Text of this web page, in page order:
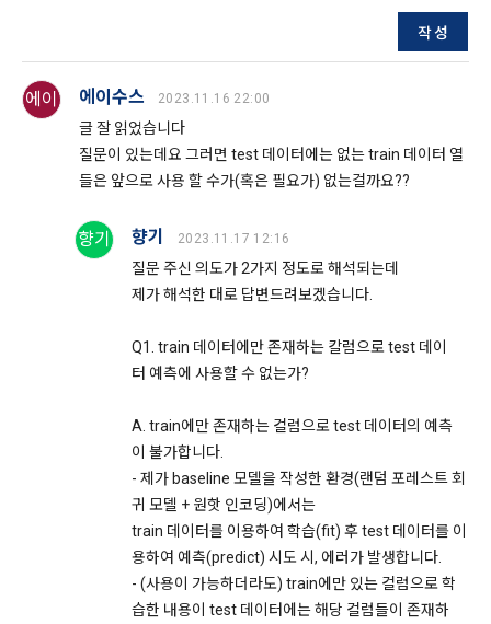
4. 천재지변 등 예측하지 못한 일이 발생하거나 시스템의 장애
가 발생하여 서비스가 중단될 경우 이에 대한 손해에 대해서는
"회사"가 책임을 지지 않는다. 다만 자료의 복구나 정상적인 서
비스 지원이 되도록 최선을 다할 의무를 진다.
5. "회사"는 유료 결제와 관련한 결제 사항 정보를 관련 법이 규
정한 기간 동안 보존한다. 보존기간은 “전자상거래 등에서의 소
비자보호에 관한 법률”에 따른 보유정보 및 보유기간인 아래와
같이 따른다.
가. 계약 또는 청약철회 등에 관한 기록 : 5년
나. 대금결제 및 재화 및 서비스 등의 공급에 관한 기록 : 5년
다. 소비자의 불만 또는 분쟁처리에 관한 기록 : 3년
제 21 조 (회원의 권리와 의무)
1. "회원"은 관계법령과 본 약관의 규정 및 기타 "회사"가 통지하
는 사항을 준수하여야 하며, 기타 "회사"의 업무에 방해되는 행
위를 해서는 안된다. 이를 위반하는 경우 “회원”은 서비스 이용
권한을 박탈당할 수 있다.
2. “회원”은 회원 가입을 함에 있어서 정확하고 완전한 개인정보
를 제공·등록해야 하고, 이를 최신으로 유지해야 한다.
3. “회원”은 타인의 명의를 도용하여 사용자 아이디를 생성해서
9. 개인정보의 기술적, 관리적 보호대책
1) 개인정보 암호화
이용자의 개인정보는 비밀번호에 의해 보호되며, 파일 및 각종
데이터는 암호화하거나 파일 잠금 기능을 통해 별도의 보안기능
을 통해 보호하고 있습니다.
2) 해킹 등에 대비한 대책
모든 데이터가 고도의 보안이 유지되는 데이터 센터에 보관되고
고 있으며, 개인PC나 외부 침입이 우려되는 오프라인 공간에 저
장하지 않습니다.
3) 개인정보 처리 직원의 교육
개인정보관련 처리 직원은 최소한의 인원으로 구성되며, 새로운
보안기술 습득 및 개인정보보호 의무에 관해 정기적인 교육을
실시하며 내부 감사 절차를 통해 보안이 유지되도록 시행하고
4) 개인 아이디와 비밀번호 관리
작성
에이 에이수스 2023.11.16 22:00
글 잘 읽었습니다
질문이 있는데요 그러면 test 데이터에는 없는 train 데이터 열
들은 앞으로 사용 할 수가(혹은 필요가) 없는걸까요??
향기 향기 2023.11.17 12:16
질문 주신 의도가 2가지 정도로 해석되는데
제가 해석한 대로 답변드려보겠습니다.
Q1. train 데이터에만 존재하는 칼럼으로 test 데이
터 예측에 사용할 수 없는가?
A. train에만 존재하는 컬럼으로 test 데이터의 예측
이 불가합니다.
- 제가 baseline 모델을 작성한 환경(랜덤 포레스트 회
귀 모델 + 원핫 인코딩)에서는
train 데이터를 이용하여 학습(fit) 후 test 데이터를 이
용하여 예측(predict) 시도 시, 에러가 발생합니다.
- (사용이 가능하더라도) train에만 있는 컬럼으로 학
습한 내용이 test 데이터에는 해당 컬럼들이 존재하